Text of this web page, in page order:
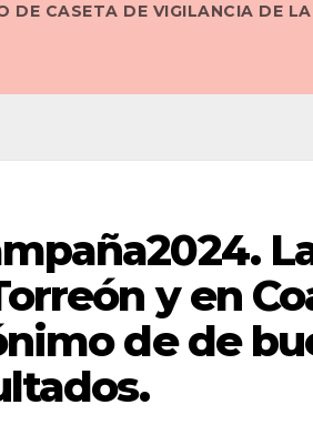
DE CASETA DE VIGILANCIA DE
y en
de de